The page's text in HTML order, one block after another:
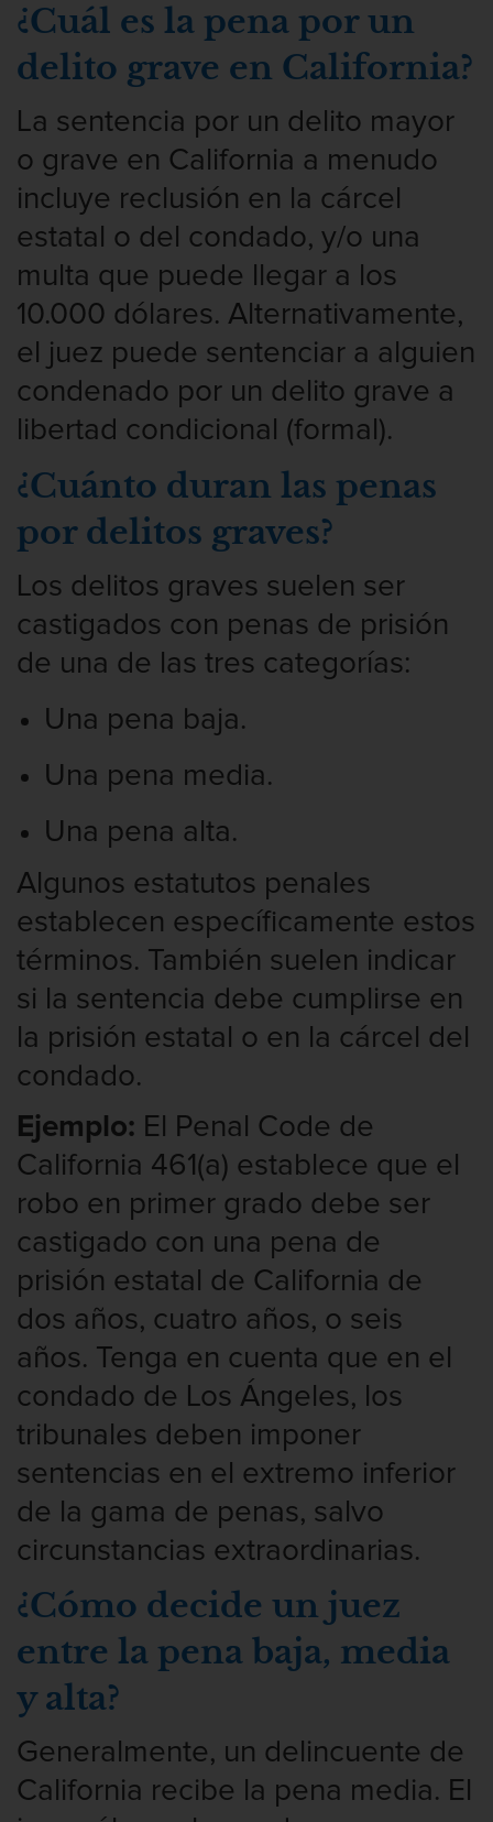
Actos lascivos con un menor
Copulación Oral Forzada
Exposición indecente
Merodear Para Cometer Prostitución
Molestar a un niño menor de 18 años
Penetración Sexual Forzada
Prostitución y Solicitación
Violación estatutaria
Delitos Violentos
Aumento de Sentencia Para Pandillas
Disuadir a un Testigo
Homicidio Involuntario
Homicidio Voluntario
Intento de Asesinato
DUI
Audiencia Administrativa del DMV
Conducción imprudente con presencia
Conducción Imprudente sin Presencia
de Alcohol
Conducir bajo la influencia de drogas
duid
Cuarta Ofensa de DUI
DUI Causando Lesiones
DUI en menores de edad
Segunda Ofensa de DUI
Tercera Ofensa de DUI
Fraude Fiscal
Fraude de Tarjeta de Crédito
Peligro de Menores
Violencia Domestica
Abuso de ancianos y Adultos
dependientes
¿Cuál es la pena por un
delito grave en California?
La sentencia por un delito mayor
o grave en California a menudo
incluye reclusión en la cárcel
estatal o del condado, y/o una
multa que puede llegar a los
10.000 dólares. Alternativamente,
el juez puede sentenciar a alguien
condenado por un delito grave a
libertad condicional (formal).
¿Cuánto duran las penas
por delitos graves?
Los delitos graves suelen ser
castigados con penas de prisión
de una de las tres categorías:
Una pena baja.
Una pena media.
Una pena alta.
Algunos estatutos penales
establecen específicamente estos
términos. También suelen indicar
si la sentencia debe cumplirse en
la prisión estatal o en la cárcel del
condado.
Ejemplo: El Penal Code de
California 461(a) establece que el
robo en primer grado debe ser
castigado con una pena de
prisión estatal de California de
dos años, cuatro años, o seis
años. Tenga en cuenta que en el
condado de Los Ángeles, los
tribunales deben imponer
sentencias en el extremo inferior
de la gama de penas, salvo
circunstancias extraordinarias.
¿Cómo decide un juez
entre la pena baja, media
y alta?
Generalmente, un delincuente de
California recibe la pena media. El